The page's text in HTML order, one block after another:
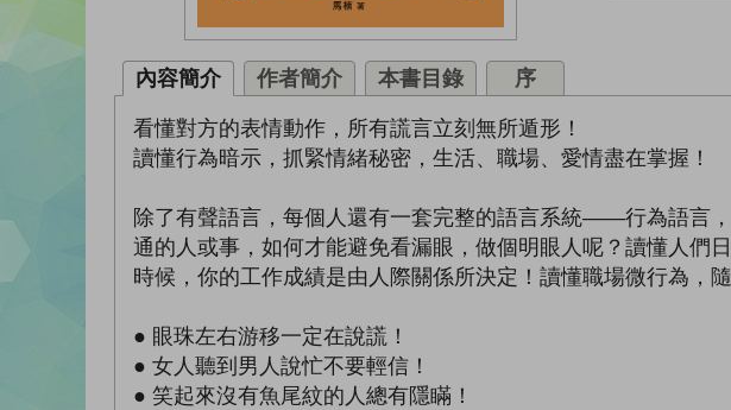
內容簡介 作者簡介 本書目錄 序
看懂對方的表情動作，所有謊言立刻無所遁形！
讀懂行為暗示，抓緊情緒秘密，生活、職場、愛情盡在掌握！
除了有聲語言，每個人還有一套完整的語言系統——行為語言
通的人或事，如何才能避免看漏眼，做個明眼人呢？讀懂人們
時候，你的工作成績是由人際關係所決定！讀懂職場微行為，
● 眼珠左右游移一定在說謊！
● 女人聽到男人說忙不要輕信！
● 笑起來沒有魚尾紋的人總有隱瞞！